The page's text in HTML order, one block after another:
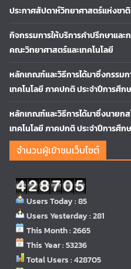
ประกาศสัปดาห์วิทยาศาสตร์แห่งชาติ
กิจกรรมการให้บริการคำปรึกษาและ
คณะวิทยาศาสตร์และเทคโนโลยี
หลักเกณฑ์และวิธีการได้มาซึ่งกรรม
เทคโนโลยี ภาคปกติ ประจำปีการศึก
หลักเกณฑ์และวิธีการได้มาซึ่งนายก
เทคโนโลยี ภาคปกติ ประจำปีการศึก
จำนวนผู้เข้าชมเว็บไซต์
Users Today : 85
Users Yesterday : 281
This Month : 2665
This Year : 53236
Total Users : 428705